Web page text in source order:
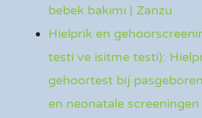
bebek bakımı | Zanzu
Hielprik en
testi ve isitme testi):
gehoortest bij
en neonatale